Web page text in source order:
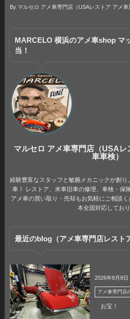
By マルセロ アメ車専門店（USAレストア アメ車
MARCELO 横浜のアメ車shop マ
当！
マルセロ アメ車専門店（USAレ
車車検）
経験豊富なスタッフと敏腕メカニックが創り
車！ レストア、米車旧車の修理、車検・保
アメ車の買い取り・売却もお気軽にご相談
本全国対応してお
最近のblog（アメ車専門店レスト
2026年8月8日
アメ車専門店
お宝！